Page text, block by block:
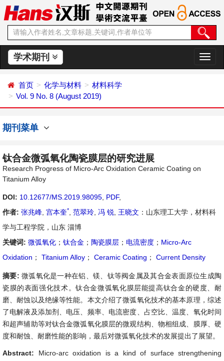
学术期刊
切
换
首页 化学与材料
材料科学
Vol. 9 No. 8 (August 2019)
期刊菜单
钛合金微弧氧化陶瓷膜层的研究进展
Research Progress of Micro-Arc Oxidation Ceramic Coating on
Titanium Alloy
DOI: 10.12677/MS.2019.98095 PDF,
作者: 张兆峰 宫本奎* 范翠玲 冯 锐 王晓文 ：山东理工大学，材料科
学与工程学院，山东 淄博
关键词: 微弧氧化 ； 钛合金 ； 陶瓷膜层 ； 电流密度 ； Micro-Arc
Oxidation ； Titanium Alloy ； Ceramic Coating ； Current Density
摘要: 微弧氧化是一种在铝、镁、钛等阀金属及其合金表面原位生成陶
瓷膜的表面强化技术。钛合金微弧氧化膜层能提高钛合金的硬度、耐
磨、耐蚀以及绝缘等性能。本文介绍了微弧氧化技术的基本原理，综述
了电解液及添加剂、电压、频率、电流密度、占空比、温度、氧化时间
和超声辅助等对钛合金微弧氧化膜层的微观结构、物相组成、膜厚、硬
度和耐蚀、耐磨性能的影响，最后对微弧氧化技术的发展提出了展望。
Abstract: Micro-arc oxidation is a kind of surface strengthening